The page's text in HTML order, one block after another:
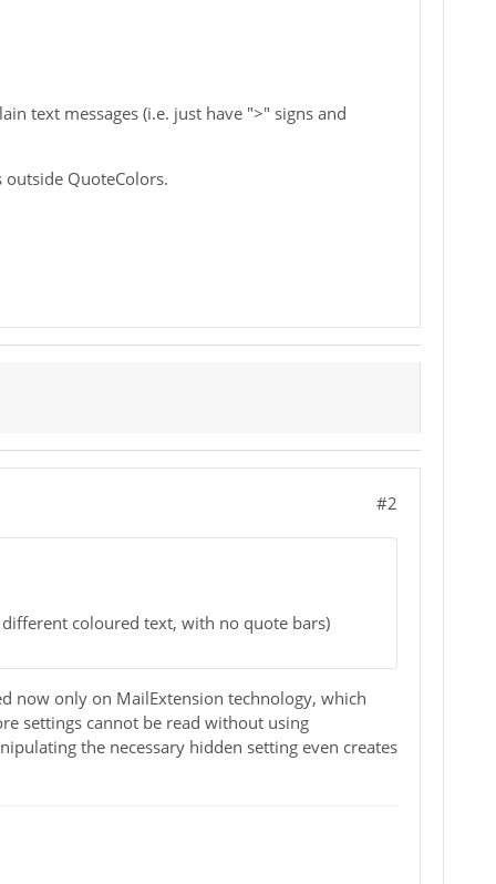
text messages (i.e. just have ">" signs and
QuoteColors.
#2
coloured text, with no quote bars)
now only on MailExtension technology, which
settings cannot be read without using
the necessary hidden setting even creates